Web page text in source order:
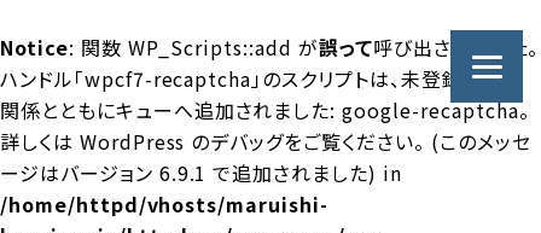
Notice: 関数 WP_Scripts::add が誤って呼び出されました。
ハンドル「wpcf7-recaptcha」のスクリプトは、未登録の依存
関係とともにキューへ追加されました: google-recaptcha。
詳しくは WordPress のデバッグをご覧ください。 (このメッセ
ージはバージョン 6.9.1 で追加されました) in
/home/httpd/vhosts/maruishi-